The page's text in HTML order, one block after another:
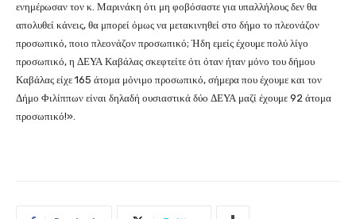
ενημέρωσαν τον κ. Μαρινάκη ότι μη φοβόσαστε για υπαλλήλους δεν θα
απολυθεί κάνεις, θα μπορεί όμως να μετακινηθεί στο δήμο το πλεονάζον
προσωπικό, ποιο πλεονάζον προσωπικό; Ήδη εμείς έχουμε πολύ λίγο
προσωπικό, η ΔΕΥΑ Καβάλας σκεφτείτε ότι όταν ήταν μόνο του δήμου
Καβάλας είχε 165 άτομα μόνιμο προσωπικό, σήμερα που έχουμε και τον
Δήμο Φιλίππων είναι δηλαδή ουσιαστικά δύο ΔΕΥΑ μαζί έχουμε 92 άτομα
προσωπικό!».